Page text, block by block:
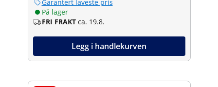
Garantert laveste pris
På lager
FRI FRAKT ca. 19.8.
Legg i handlekurven